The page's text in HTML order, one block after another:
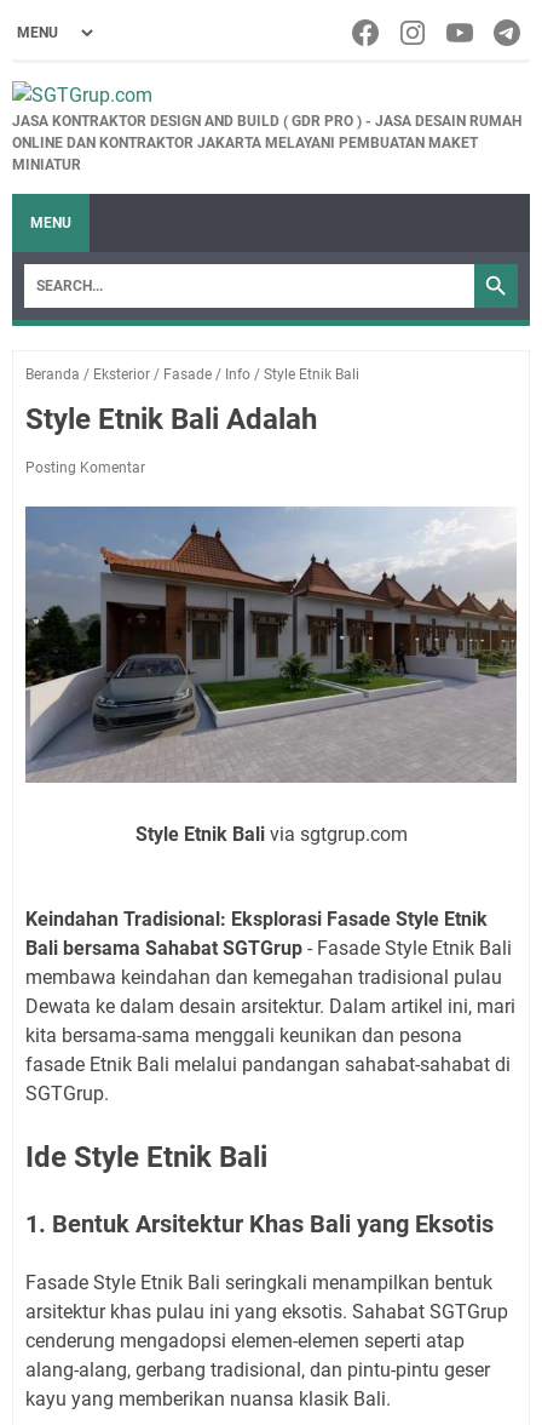
JASA KONTRAKTOR DESIGN AND BUILD ( GDR PRO ) - JASA DESAIN RUMAH
ONLINE DAN KONTRAKTOR JAKARTA MELAYANI PEMBUATAN MAKET
MINIATUR
MENU
Beranda / Eksterior / Fasade / Info / Style Etnik Bali
Style Etnik Bali Adalah
Posting Komentar
Style Etnik Balivia sgtgrup.com
Keindahan Tradisional: Eksplorasi Fasade Style Etnik
Bali bersama Sahabat SGTGrup - Fasade Style Etnik Bali
membawa keindahan dan kemegahan tradisional pulau
Dewata ke dalam desain arsitektur. Dalam artikel ini, mari
kita bersama-sama menggali keunikan dan pesona
fasade Etnik Bali melalui pandangan sahabat-sahabat di
SGTGrup.
Ide Style Etnik Bali
1. Bentuk Arsitektur Khas Bali yang Eksotis
Fasade Style Etnik Bali seringkali menampilkan bentuk
arsitektur khas pulau ini yang eksotis. Sahabat SGTGrup
cenderung mengadopsi elemen-elemen seperti atap
alang-alang, gerbang tradisional, dan pintu-pintu geser
kayu yang memberikan nuansa klasik Bali.